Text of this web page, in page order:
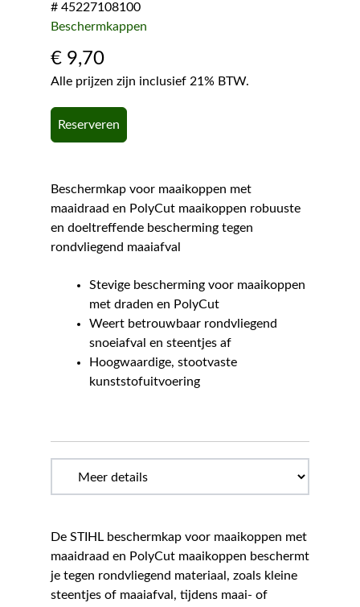
# 45227108100
Beschermkappen
€9,70
Alle prijzen zijn inclusief 21% BTW.
Reserveren
Beschermkap voor maaikoppen met
maaidraad en PolyCut maaikoppen robuuste
en doeltreffende bescherming tegen
rondvliegend maaiafval
Stevige bescherming voor maaikoppen
met draden en PolyCut
Weert betrouwbaar rondvliegend
snoeiafval en steentjes af
Hoogwaardige, stootvaste
kunststofuitvoering
De STIHL beschermkap voor maaikoppen met
maaidraad en PolyCut maaikoppen beschermt
je tegen rondvliegend materiaal, zoals kleine
steentjes of maaiafval, tijdens maai- of